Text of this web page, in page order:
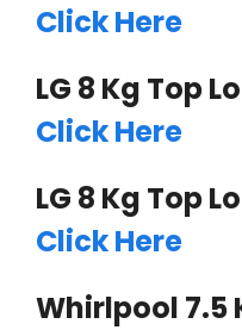
Click Here
LG 8 Kg Top
Click Here
LG 8 Kg Top
Click Here
Whirlpool 7.5